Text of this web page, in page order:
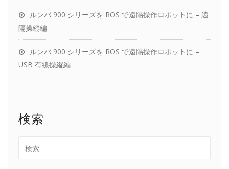
ルンバ 900 シリーズを ROS で遠隔操作ロボットに – 遠
隔操縦編
ルンバ 900 シリーズを ROS で遠隔操作ロボットに –
USB 有線操縦編
検索